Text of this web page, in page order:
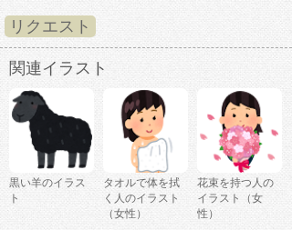
リクエスト
関連イラスト
黒い羊のイラス
ト
タオルで体を拭
く人のイラスト
（女性）
花束を持つ人の
イラスト（女
性）